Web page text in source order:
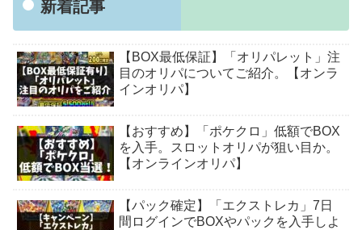
新着記事
【BOX最低保証】「オリパレット」注
目のオリパについてご紹介。【オンラ
インオリパ】
【おすすめ】「ポケクロ」低額でBOX
を入手。スロットオリパが狙い目か。
【オンラインオリパ】
【パック確定】「エクストレカ」7日
間ログインでBOXやパックを入手しよ